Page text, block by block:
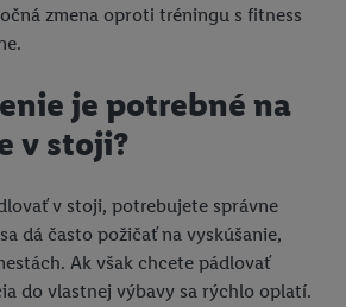
zmena oproti tréningu s fitness
je potrebné na
v stoji?
v stoji, potrebujete správne
dá často požičať na vyskúšanie,
Ak však chcete pádlovať
do vlastnej výbavy sa rýchlo oplatí.